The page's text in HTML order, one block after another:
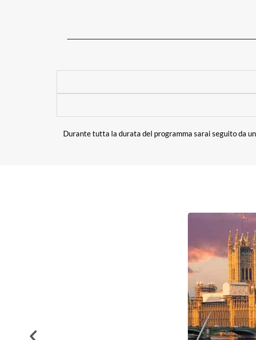
Durante tutta la durata del programma sarai seguito da